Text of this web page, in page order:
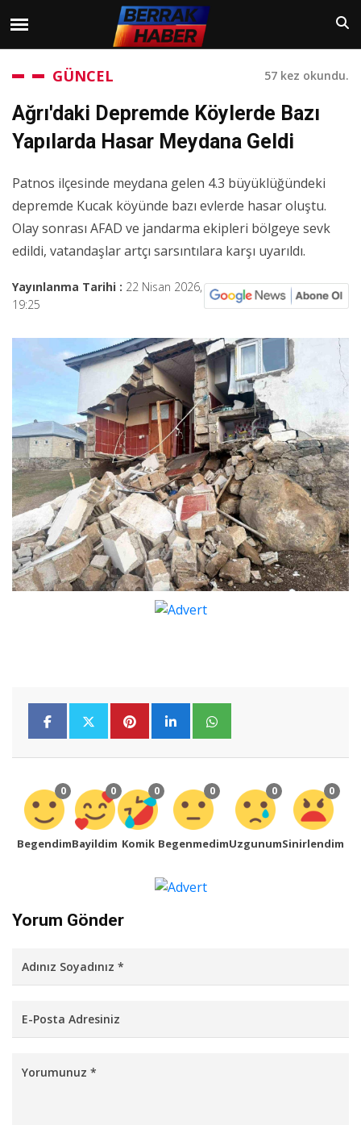
GÜNCEL 57 kez okundu.
Ağrı'daki Depremde Köylerde Bazı
Yapılarda Hasar Meydana Geldi
Patnos ilçesinde meydana gelen 4.3 büyüklüğündeki
depremde Kucak köyünde bazı evlerde hasar oluştu.
Olay sonrası AFAD ve jandarma ekipleri bölgeye sevk
edildi, vatandaşlar artçı sarsıntılara karşı uyarıldı.
Yayınlanma Tarihi : 22 Nisan 2026,
19:25
0
Begendim
0
Bayildim
0
Komik
0
Begenmedim
0
Uzgunum
0
Sinirlendim
Yorum Gönder